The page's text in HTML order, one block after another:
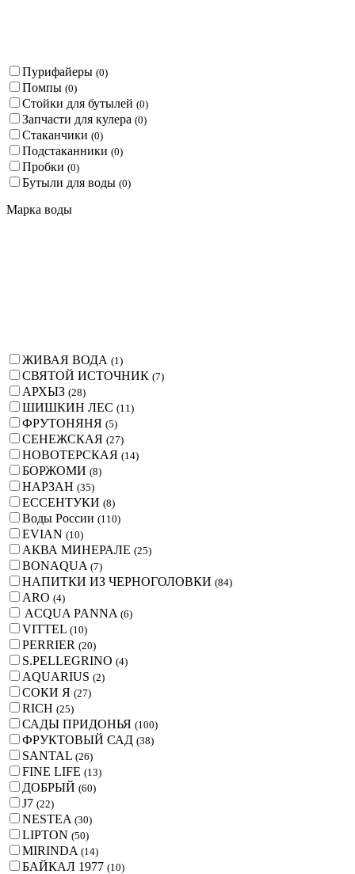
Пурифайеры (0)
Помпы (0)
Стойки для бутылей (0)
Запчасти для кулера (0)
Стаканчики (0)
Подстаканники (0)
Пробки (0)
Бутыли для воды (0)
Марка воды
ЖИВАЯ ВОДА (1 )
СВЯТОЙ ИСТОЧНИК (7)
АРХЫЗ (28)
ШИШКИН ЛЕС (11 )
ФРУТОНЯНЯ (5)
СЕНЕЖСКАЯ (27)
НОВОТЕРСКАЯ (14)
БОРЖОМИ (8)
НАРЗАН (35)
ЕССЕНТУКИ (8)
Воды России (110)
EVIAN (10)
АКВА МИНЕРАЛЕ (25)
BONAQUA (7)
НАПИТКИ ИЗ ЧЕРНОГОЛОВКИ (84)
ARO (4)
ACQUA PANNA (6)
VITTEL (10)
PERRIER (20)
S.PELLEGRINO (4)
AQUARIUS (2)
СОКИ Я (27)
RICH (25)
САДЫ ПРИДОНЬЯ (100)
ФРУКТОВЫЙ САД (38)
SANTAL (26)
FINE LIFE (13)
ДОБРЫЙ (60)
J7 (22)
NESTEA (30)
LIPTON (50)
MIRINDA (14)
БАЙКАЛ 1977 (10)